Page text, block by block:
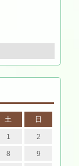
土 日
1 2
8 9